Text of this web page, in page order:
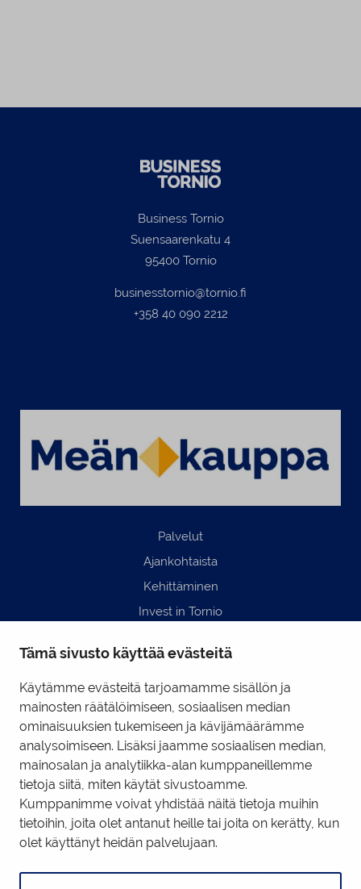
Tämä sivusto käyttää evästeitä
Käytämme evästeitä tarjoamamme sisällön ja
mainosten räätälöimiseen, sosiaalisen median
ominaisuuksien tukemiseen ja kävijämäärämme
analysoimiseen. Lisäksi jaamme sosiaalisen median,
mainosalan ja analytiikka-alan kumppaneillemme
tietoja siitä, miten käytät sivustoamme.
Kumppanimme voivat yhdistää näitä tietoja muihin
tietoihin, joita olet antanut heille tai joita on kerätty, kun
olet käyttänyt heidän palvelujaan.
Business Tornio
Suensaarenkatu 4
95400 Tornio
businesstornio@tornio.fi
+358 40 090 2212
Palvelut
Ajankohtaista
Kehittäminen
Invest in Tornio
Yhteystiedot
Hyödyllisiä linkkejä
Business Tornio Facebook
Business Tornio LinkedIn
Tietosuojaseloste | Evästeiden hallinta